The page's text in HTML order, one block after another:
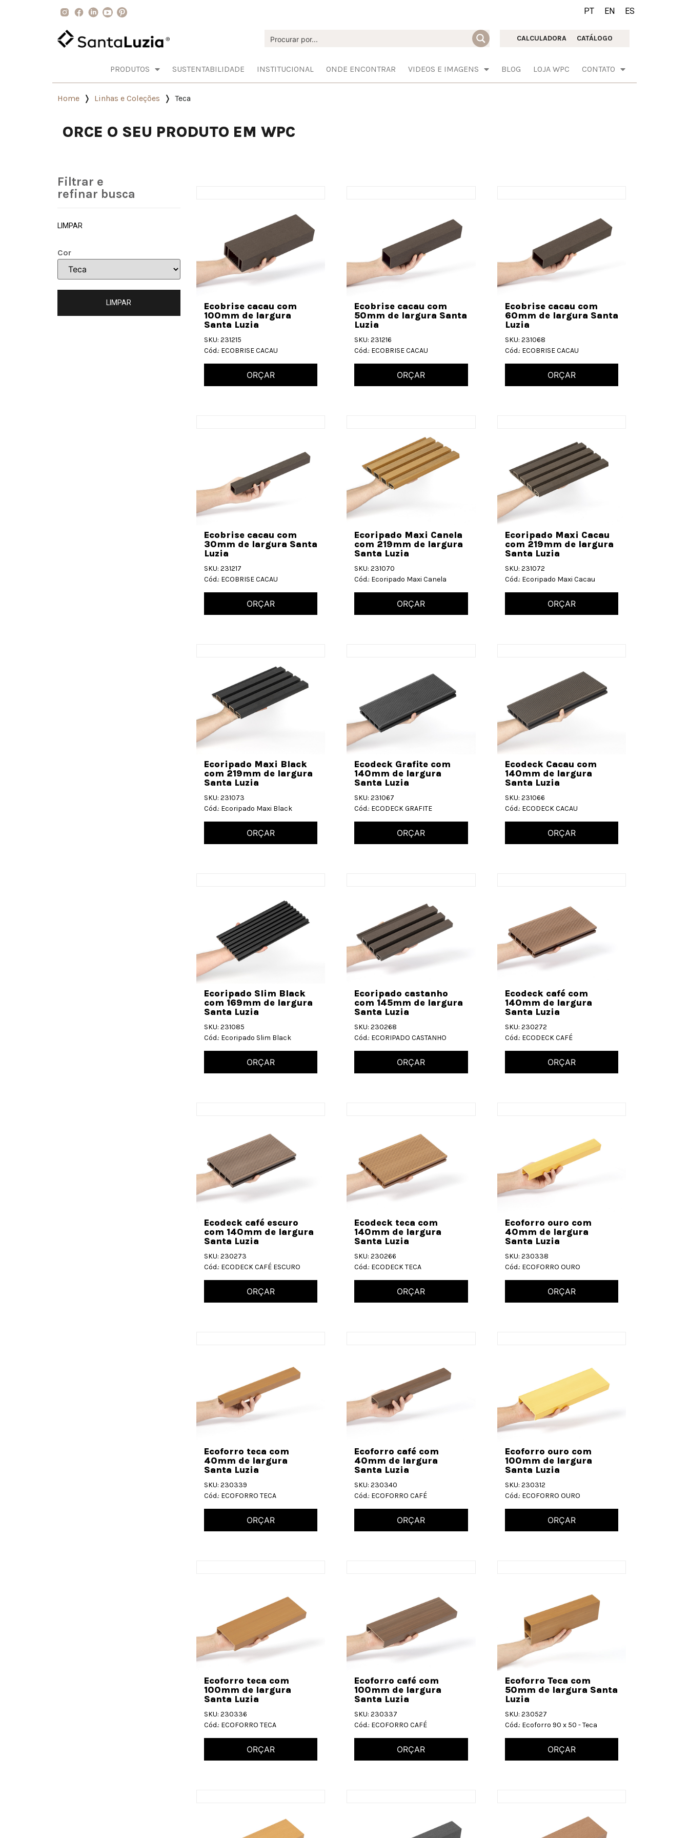
PT EN ES
CALCULADORA CATÁLOGO
PRODUTOS SUSTENTABILIDADE INSTITUCIONAL ONDE ENCONTRAR VIDEOS E IMAGENS BLOG LOJA WPC CONTATO
Home Linhas e Coleções Teca
ORCE O SEU PRODUTO EM WPC
Filtrar e
refinar busca
LIMPAR
Cor
LIMPAR
Ecobrise cacau com
100mm de largura
Santa Luzia
SKU: 231215
Cód.: ECOBRISE CACAU
ORÇAR
Ecobrise cacau com
50mm de largura Santa
Luzia
SKU: 231216
Cód.: ECOBRISE CACAU
ORÇAR
Ecobrise cacau com
60mm de largura Santa
Luzia
SKU: 231068
Cód.: ECOBRISE CACAU
ORÇAR
Ecobrise cacau com
30mm de largura Santa
Luzia
SKU: 231217
Cód.: ECOBRISE CACAU
ORÇAR
Ecoripado Maxi Canela
com 219mm de largura
Santa Luzia
SKU: 231070
Cód.: Ecoripado Maxi Canela
ORÇAR
Ecoripado Maxi Cacau
com 219mm de largura
Santa Luzia
SKU: 231072
Cód.: Ecoripado Maxi Cacau
ORÇAR
Ecoripado Maxi Black
com 219mm de largura
Santa Luzia
SKU: 231073
Cód.: Ecoripado Maxi Black
ORÇAR
Ecodeck Grafite com
140mm de largura
Santa Luzia
SKU: 231067
Cód.: ECODECK GRAFITE
ORÇAR
Ecodeck Cacau com
140mm de largura
Santa Luzia
SKU: 231066
Cód.: ECODECK CACAU
ORÇAR
Ecoripado Slim Black
com 169mm de largura
Santa Luzia
SKU: 231085
Cód.: Ecoripado Slim Black
ORÇAR
Ecoripado castanho
com 145mm de largura
Santa Luzia
SKU: 230268
Cód.: ECORIPADO CASTANHO
ORÇAR
Ecodeck café com
140mm de largura
Santa Luzia
SKU: 230272
Cód.: ECODECK CAFÉ
ORÇAR
Ecodeck café escuro
com 140mm de largura
Santa Luzia
SKU: 230273
Cód.: ECODECK CAFÉ ESCURO
ORÇAR
Ecodeck teca com
140mm de largura
Santa Luzia
SKU: 230266
Cód.: ECODECK TECA
ORÇAR
Ecoforro ouro com
40mm de largura
Santa Luzia
SKU: 230338
Cód.: ECOFORRO OURO
ORÇAR
Ecoforro teca com
40mm de largura
Santa Luzia
SKU: 230339
Cód.: ECOFORRO TECA
ORÇAR
Ecoforro café com
40mm de largura
Santa Luzia
SKU: 230340
Cód.: ECOFORRO CAFÉ
ORÇAR
Ecoforro ouro com
100mm de largura
Santa Luzia
SKU: 230312
Cód.: ECOFORRO OURO
ORÇAR
Ecoforro teca com
100mm de largura
Santa Luzia
SKU: 230336
Cód.: ECOFORRO TECA
ORÇAR
Ecoforro café com
100mm de largura
Santa Luzia
SKU: 230337
Cód.: ECOFORRO CAFÉ
ORÇAR
Ecoforro Teca com
50mm de largura Santa
Luzia
SKU: 230527
Cód.: Ecoforro 90 x 50 - Teca
ORÇAR